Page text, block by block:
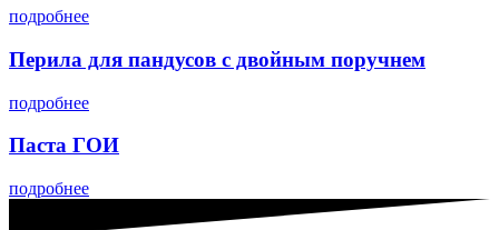
подробнее
Перила для пандусов с двойным поручнем
подробнее
Паста ГОИ
подробнее